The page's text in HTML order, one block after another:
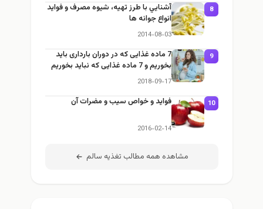
8
آشنايي با طرز تهيه، شيوه مصرف و فوايد
انواع جوانه ها
2014-08-03
9
7 ماده غذایی که در دوران بارداری باید
بخوریم و 7 ماده غذایی که نباید بخوریم
2018-09-17
10 فواید و خواص سیب و مضرات آن
2016-02-14
مشاهده همه مطالب تغذيه سالم